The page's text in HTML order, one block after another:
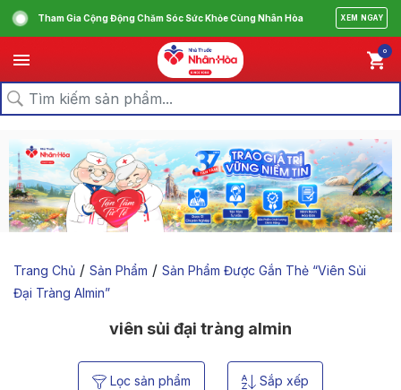
Tham Gia Cộng Động Chăm Sóc Sức Khỏe Cùng Nhân Hòa XEM NGAY
0
Trang Chủ / Sản Phẩm / Sản Phẩm Được Gắn Thẻ “viên Sủi
Đại Tràng Almin”
viên sủi đại tràng almin
Lọc sản phẩm Sắp xếp